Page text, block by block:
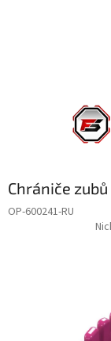
Chrániče
OP-600241-RU
Die
5